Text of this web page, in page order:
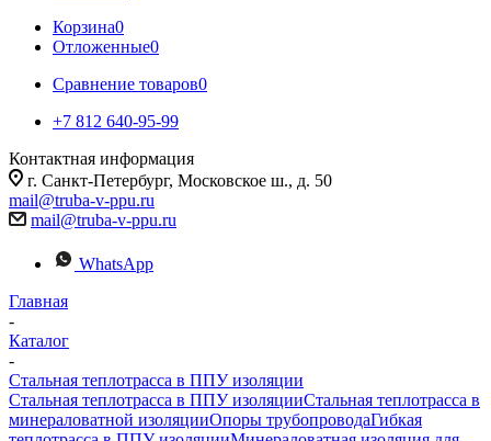
Корзина0
Отложенные0
Сравнение товаров0
+7 812 640-95-99
Контактная информация
г. Санкт-Петербург, Московское ш., д. 50
mail@truba-v-ppu.ru
mail@truba-v-ppu.ru
WhatsApp
Главная
-
Каталог
-
Стальная теплотрасса в ППУ изоляции
Стальная теплотрасса в ППУ изоляцииСтальная теплотрасса в
минераловатной изоляцииОпоры трубопроводаГибкая